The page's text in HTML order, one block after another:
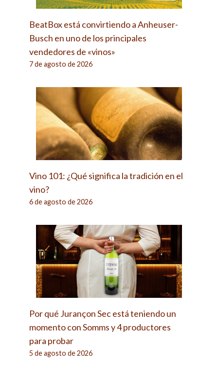
BeatBox está convirtiendo a Anheuser-
Busch en uno de los principales
vendedores de «vinos»
7 de agosto de 2026
Vino 101: ¿Qué significa la tradición en el
vino?
6 de agosto de 2026
Por qué Jurançon Sec está teniendo un
momento con Somms y 4 productores
para probar
5 de agosto de 2026